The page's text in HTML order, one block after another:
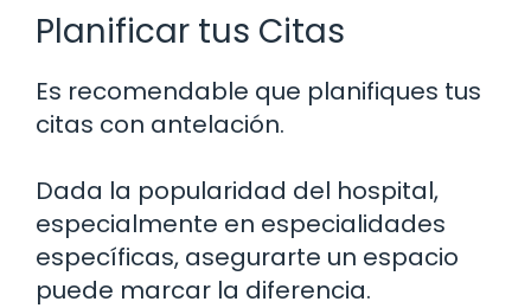
Planificar tus Citas
Es recomendable que planifiques tus
citas con antelación.
Dada la popularidad del hospital,
especialmente en especialidades
específicas, asegurarte un espacio
puede marcar la diferencia.